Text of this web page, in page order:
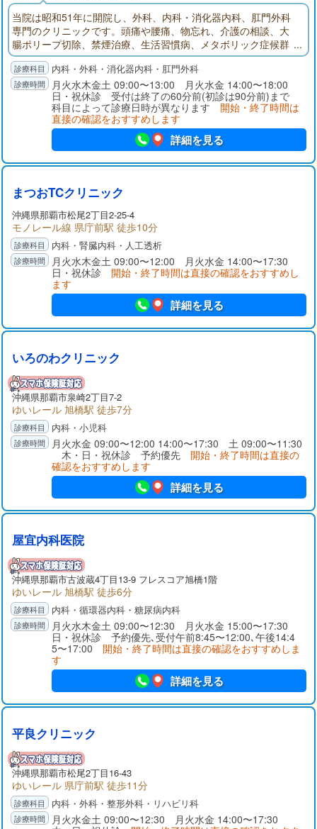
当院は昭和51年に開院し、外科、内科・消化器内科、肛門外科
専門のクリニックです。頭痛や腰痛、物忘れ、介護の相談、大
腸ポリープ切除、禁煙治療、生活習慣病、メタボリック症候群
の相談などさまざまな治療を行っております。地域のみなさま
のかかりつけ医として様々なニーズにお応えできるよう、最新
の医療機器を活用し、より密度の濃い医療を提供させていただ
内科・外科・消化器内科・肛門外科
月火水木金土 09:00〜13:00 月火水金 14:00〜18:00
日・祝休診 受付は終了の60分前(初診は90分前)まで
科目によって診療日時が異なります 開始・終了時間は
直接の確認をおすすめします
詳細を見る
まつおTCクリニック
沖縄県那覇市松尾2丁目2-25-4
モノレール線 県庁前駅 徒歩10分
内科・腎臓内科・人工透析
月火水木金土 09:00〜12:00 月火水金 14:00〜17:30
日・祝休診 開始・終了時間は直接の確認をおすすめし
ます
詳細を見る
いろのわクリニック
沖縄県那覇市泉崎2丁目7-2
ゆいレール 旭橋駅 徒歩7分
内科・小児科
月火水金 09:00〜12:00 14:00〜17:30 土 09:00〜11:30
木・日・祝休診 予約優先 開始・終了時間は直接の
確認をおすすめします
詳細を見る
屋宜内科医院
沖縄県那覇市古波蔵4丁目13-9 フレスコア旭橋1階
ゆいレール 旭橋駅 徒歩6分
内科・循環器内科・糖尿病内科
月火水木金土 09:00〜12:30 月火水金 15:00〜17:30
日・祝休診 予約優先､受付午前8:45〜12:00､午後14:4
5〜17:00 開始・終了時間は直接の確認をおすすめしま
す
詳細を見る
平良クリニック
沖縄県那覇市松尾2丁目16-43
ゆいレール 県庁前駅 徒歩11分
内科・外科・整形外科・リハビリ科
月火水金土 09:00〜12:30 月火水金 14:00〜17:30